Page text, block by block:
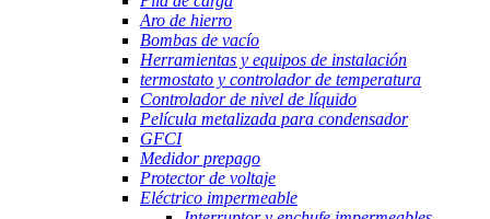
Aro de hierro
Bombas de vacío
Herramientas y equipos de instalación
termostato y controlador de temperatura
Controlador de nivel de líquido
Película metalizada para condensador
GFCI
Medidor prepago
Protector de voltaje
Eléctrico impermeable